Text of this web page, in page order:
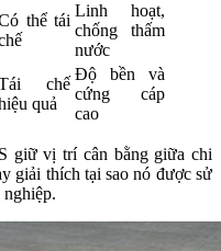
thể tái
Linh hoạt,
chống thấm
nước
chế
quả
Độ bền và
cứng cáp
cao
giữ vị trí cân bằng giữa chi
giải thích tại sao nó được sử